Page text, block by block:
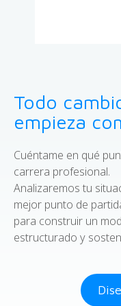
Todo
empieza
Cuéntame en qué
carrera profesional.
Analizaremos tu
mejor punto de
para construir un
estructurado y